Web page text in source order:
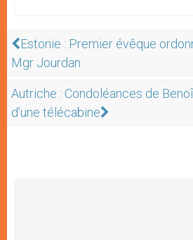
Estonie : Premier évêque
Mgr Jourdan
Autriche : Condoléances de
d’une télécabine